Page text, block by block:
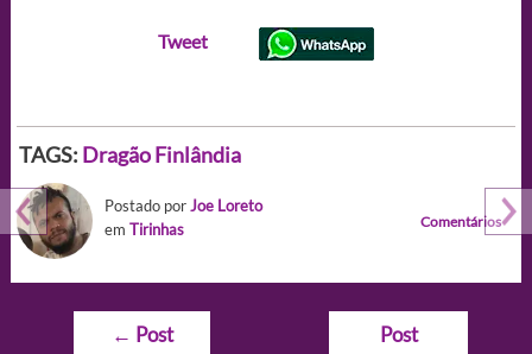
Tweet
TAGS: DragãoFinlândia
Postado porJoe Loreto
em Tirinhas Comentários
Navegação
← Post
Post